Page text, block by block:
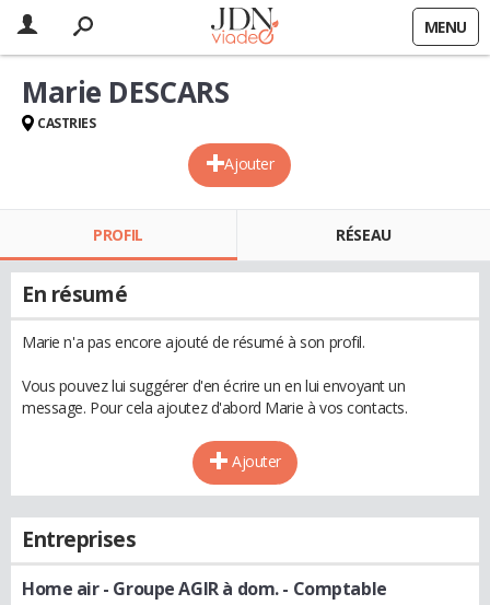
MENU
Ajouter
Marie DESCARS
CASTRIES
PROFIL RÉSEAU
En résumé
Marie n'a pas encore ajouté de résumé à son profil.
Vous pouvez lui suggérer d'en écrire un en lui envoyant un
message. Pour cela ajoutez d'abord Marie à vos contacts.
Ajouter
Entreprises
Home air - Groupe AGIR à dom.- Comptable